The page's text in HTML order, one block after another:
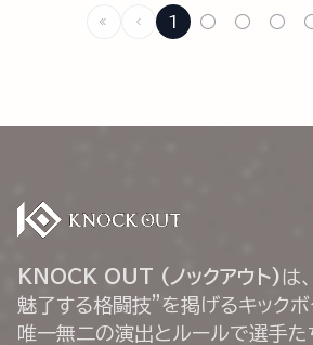
1 ○ ○ ○
KNOCK OUT (ノックアウト) は
魅了する格闘技”を掲げるキックボ
唯一無二の演出とルールで選手た